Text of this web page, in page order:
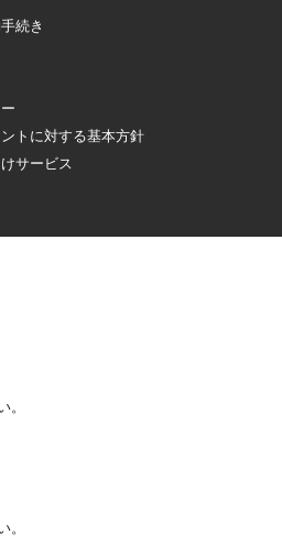
続き
トに対する基本方針
サービス
。
。